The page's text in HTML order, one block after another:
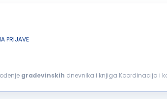
PRIJAVE
građevinskih dnevnika i knjiga Koordinacija i